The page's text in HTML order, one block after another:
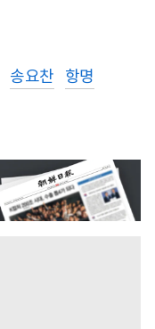
송요찬
항명